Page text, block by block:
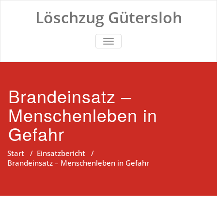
Löschzug Gütersloh
TOGGLE NAVIGATION
Brandeinsatz –
Menschenleben in
Gefahr
Start / Einsatzbericht /
Brandeinsatz – Menschenleben in Gefahr